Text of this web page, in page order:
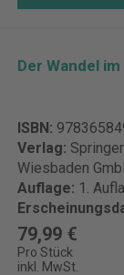
Der Wandel
ISBN:
Verlag:
Wiesbaden
Auflage: 1.
79,99 €
Pro Stück
inkl. MwSt.